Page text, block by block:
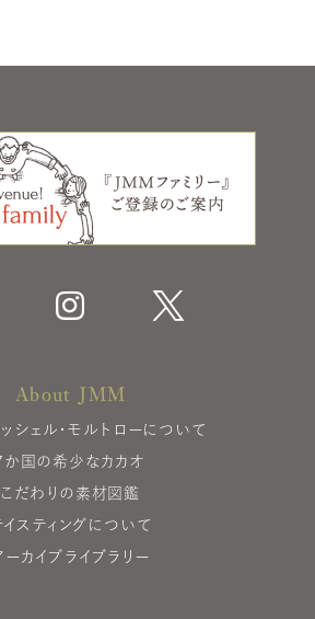
About JMM
ッシェル・モルトローについて
か国の希少なカカオ
こだわりの素材図鑑
イスティングについて
ーカイブライブラリー